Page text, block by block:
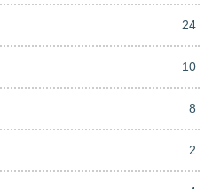
24
10
8
2